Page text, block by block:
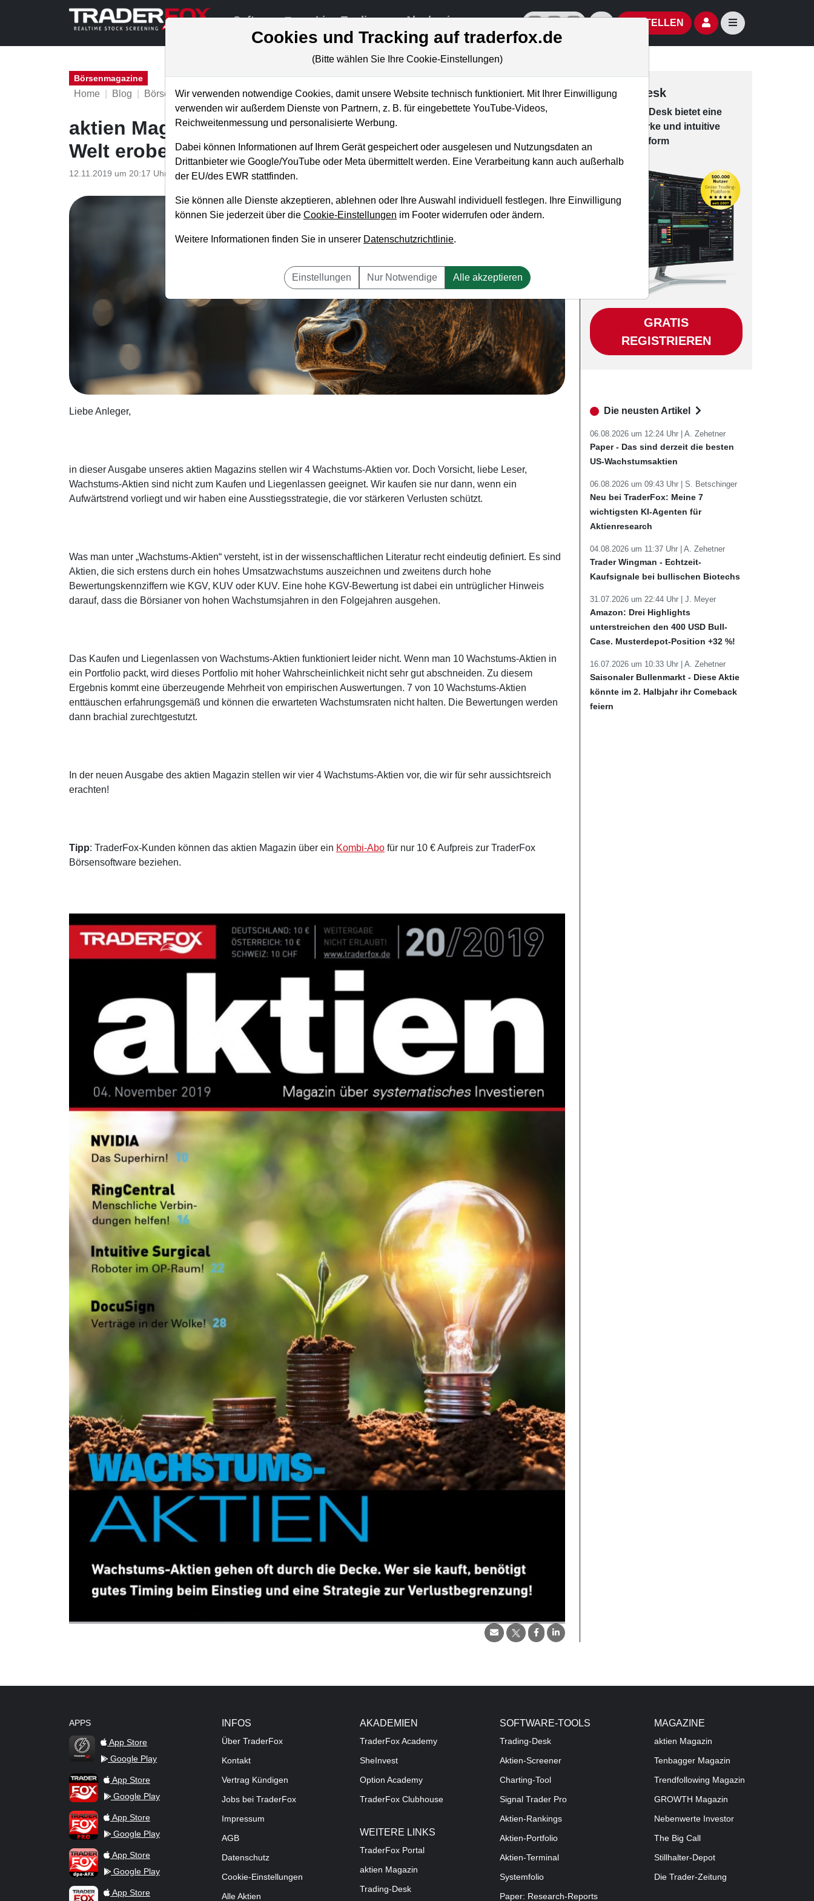
Software Live-Trading Akademie offizielle Social Media-AccountsAktien- und Artikelsuche öffnen
BESTELLEN Seitennavigation
Börsenmagazine
Home Blog Börsenmagazine
aktien Magazin Nr. 20: Wachstums-Aktien, die die
Welt erobern können!
12.11.2019 um 20:17 Uhr TraderFox GmbH
Liebe Anleger,
in dieser Ausgabe unseres aktien Magazins stellen wir 4 Wachstums-Aktien vor. Doch Vorsicht, liebe Leser,
Wachstums-Aktien sind nicht zum Kaufen und Liegenlassen geeignet. Wir kaufen sie nur dann, wenn ein
Aufwärtstrend vorliegt und wir haben eine Ausstiegsstrategie, die vor stärkeren Verlusten schützt.
Was man unter „Wachstums-Aktien“ versteht, ist in der wissenschaftlichen Literatur recht eindeutig definiert. Es sind
Aktien, die sich erstens durch ein hohes Umsatzwachstums auszeichnen und zweitens durch hohe
Bewertungskennziffern wie KGV, KUV oder KUV. Eine hohe KGV-Bewertung ist dabei ein untrüglicher Hinweis
darauf, dass die Börsianer von hohen Wachstumsjahren in den Folgejahren ausgehen.
Das Kaufen und Liegenlassen von Wachstums-Aktien funktioniert leider nicht. Wenn man 10 Wachstums-Aktien in
ein Portfolio packt, wird dieses Portfolio mit hoher Wahrscheinlichkeit nicht sehr gut abschneiden. Zu diesem
Ergebnis kommt eine überzeugende Mehrheit von empirischen Auswertungen. 7 von 10 Wachstums-Aktien
enttäuschen erfahrungsgemäß und können die erwarteten Wachstumsraten nicht halten. Die Bewertungen werden
dann brachial zurechtgestutzt.
In der neuen Ausgabe des aktien Magazin stellen wir vier 4 Wachstums-Aktien vor, die wir für sehr aussichtsreich
erachten!
Tipp: TraderFox-Kunden können das aktien Magazin über ein Kombi-Abo für nur 10 € Aufpreis zur TraderFox
Börsensoftware beziehen.
Trading-Desk
Desk bie­tet eine
leis­tungs­star­ke und in­tui­tive
Han­dels­platt­form
GRATIS
REGISTRIEREN
Die neusten Artikel
06.08.2026 um 12:24 Uhr | A. Zehetner
Paper - Das sind derzeit die besten
US-Wachstumsaktien
06.08.2026 um 09:43 Uhr | S. Betschinger
Neu bei TraderFox: Meine 7
wichtigsten KI-Agenten für
Aktienresearch
04.08.2026 um 11:37 Uhr | A. Zehetner
Trader Wingman - Echtzeit-
Kaufsignale bei bullischen Biotechs
31.07.2026 um 22:44 Uhr | J. Meyer
Amazon: Drei Highlights
unterstreichen den 400 USD Bull-
Case. Musterdepot-Position +32 %!
16.07.2026 um 10:33 Uhr | A. Zehetner
Saisonaler Bullenmarkt - Diese Aktie
könnte im 2. Halbjahr ihr Comeback
feiern
APPS
TraderFox Flash
App Store
Google Play
TraderFox AppApp Store
Google Play
TraderFox ProApp Store
Google Play
TraderFox dpa-AFX ProFeed
App Store
Google Play
TraderFox Live Trading
App Store
INFOS
Über TraderFox
Kontakt
Vertrag Kündigen
Jobs bei TraderFox
Impressum
AGB
Datenschutz
Cookie-Einstellungen
Alle Aktien
AKADEMIEN
TraderFox Academy
SheInvest
Option Academy
TraderFox Clubhouse
WEITERE LINKS
TraderFox Portal
aktien Magazin
Trading-Desk
SOFTWARE-TOOLS
Trading-Desk
Aktien-Screener
Charting-Tool
Signal Trader Pro
Aktien-Rankings
Aktien-Portfolio
Aktien-Terminal
Systemfolio
Paper: Research-Reports
MAGAZINE
aktien Magazin
Tenbagger Magazin
Trendfollowing Magazin
GROWTH Magazin
Nebenwerte Investor
The Big Call
Stillhalter-Depot
Die Trader-Zeitung
Cookies und Tracking auf traderfox.de
(Bitte wählen Sie Ihre Cookie-Einstellungen)
Wir verwenden notwendige Cookies, damit unsere Website technisch funktioniert. Mit Ihrer Einwilligung
verwenden wir außerdem Dienste von Partnern, z. B. für eingebettete YouTube-Videos,
Reichweitenmessung und personalisierte Werbung.
Dabei können Informationen auf Ihrem Gerät gespeichert oder ausgelesen und Nutzungsdaten an
Drittanbieter wie Google/YouTube oder Meta übermittelt werden. Eine Verarbeitung kann auch außerhalb
der EU/des EWR stattfinden.
Sie können alle Dienste akzeptieren, ablehnen oder Ihre Auswahl individuell festlegen. Ihre Einwilligung
können Sie jederzeit über die Cookie-Einstellungen im Footer widerrufen oder ändern.
Weitere Informationen finden Sie in unserer Datenschutzrichtlinie.
Einstellungen Nur Notwendige Alle akzeptieren